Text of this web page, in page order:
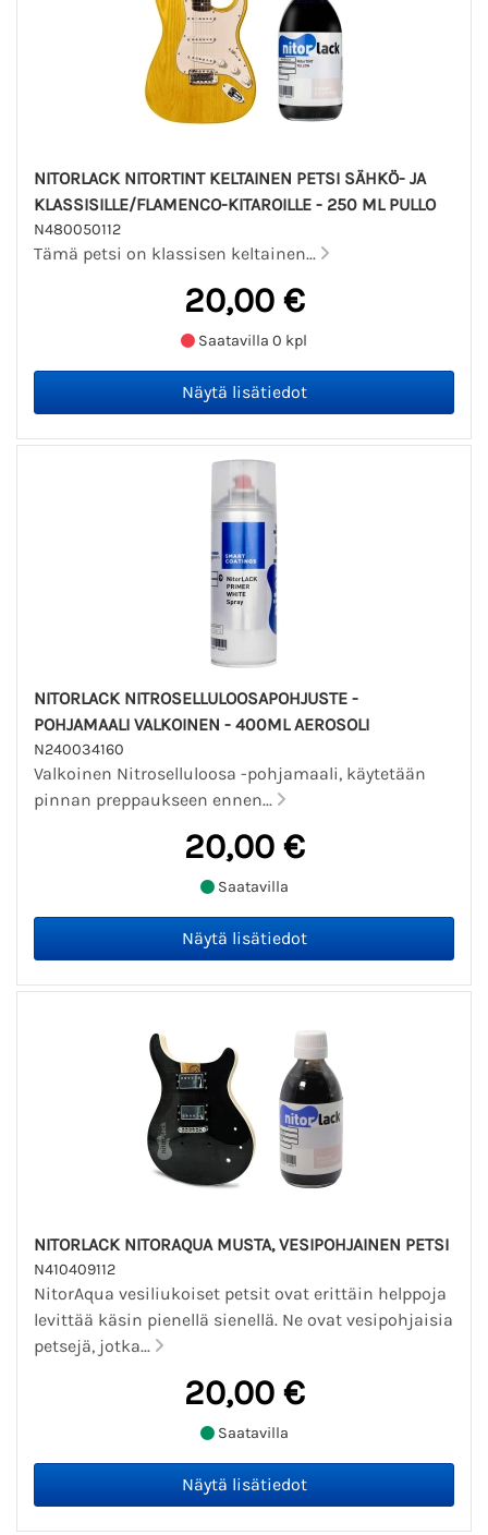
NITORLACK NITORTINT KELTAINEN PETSI SÄHKÖ- JA
KLASSISILLE/FLAMENCO-KITAROILLE - 250 ML PULLO
N480050112
Tämä petsi on klassisen keltainen...
20,00 €
Saatavilla 0 kpl
NITORLACK NITROSELLULOOSAPOHJUSTE -
POHJAMAALI VALKOINEN - 400ML AEROSOLI
N240034160
Valkoinen Nitroselluloosa -pohjamaali, käytetään
pinnan preppaukseen ennen...
20,00 €
Saatavilla
NITORLACK NITORAQUA MUSTA, VESIPOHJAINEN PETSI
N410409112
NitorAqua vesiliukoiset petsit ovat erittäin helppoja
levittää käsin pienellä sienellä. Ne ovat vesipohjaisia
petsejä, jotka...
20,00 €
Saatavilla